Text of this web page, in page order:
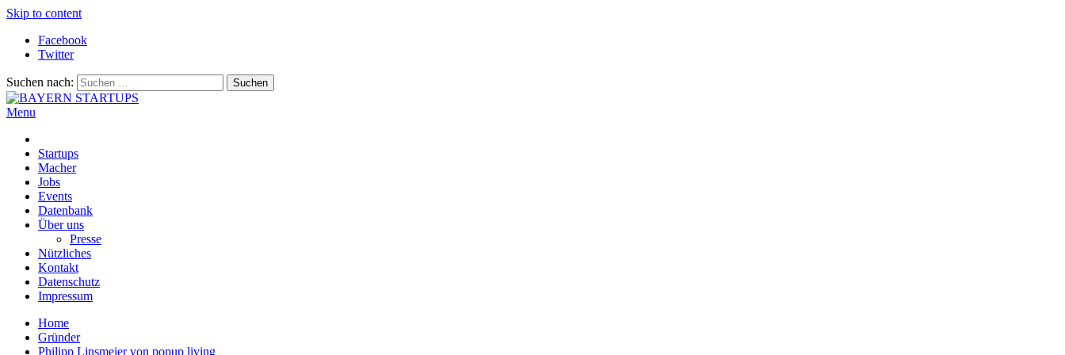
Skip to content
Facebook
Twitter
Suchen nach:
Menu
Startups
Macher
Jobs
Events
Datenbank
Über uns
Presse
Nützliches
Kontakt
Datenschutz
Impressum
Home
Gründer
Philipp Linsmeier von popup living